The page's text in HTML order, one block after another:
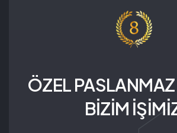
ÖZEL PASLANMAZ
BİZİM